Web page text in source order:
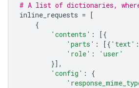
# A list of dictionaries, where
inline_requests = [
{
'contents' :
[{
'parts' : [{ 'text' :
'role' :
'user'
}],
'config' :
{